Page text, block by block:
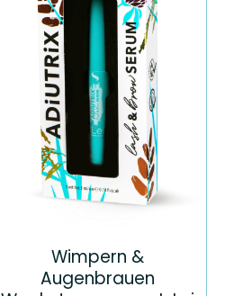
Wimpern &
Augenbrauen